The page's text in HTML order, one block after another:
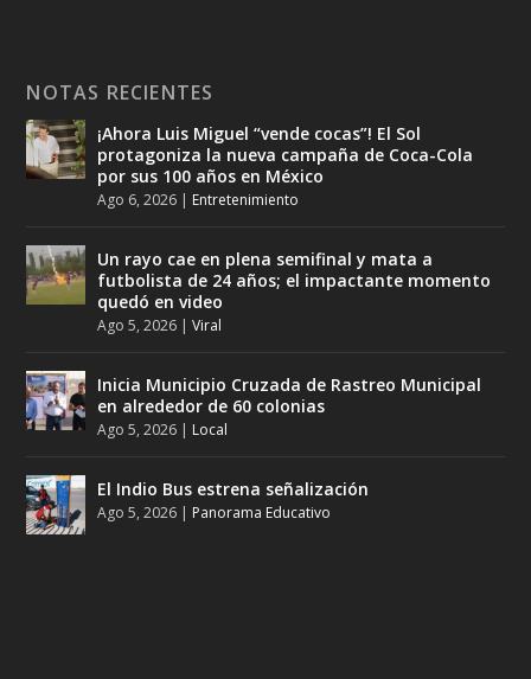
NOTAS RECIENTES
¡Ahora Luis Miguel “vende cocas”! El Sol
protagoniza la nueva campaña de Coca-Cola
por sus 100 años en México
Ago 6, 2026 | Entretenimiento
Un rayo cae en plena semifinal y mata a
futbolista de 24 años; el impactante momento
quedó en video
Ago 5, 2026 |Viral
Inicia Municipio Cruzada de Rastreo Municipal
en alrededor de 60 colonias
Ago 5, 2026 | Local
El Indio Bus estrena señalización
Ago 5, 2026 | Panorama Educativo